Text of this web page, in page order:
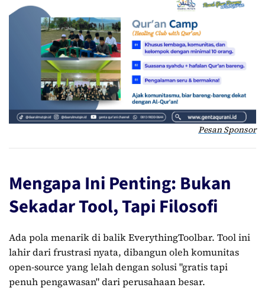
Pesan Sponsor
Mengapa Ini Penting: Bukan
Sekadar Tool, Tapi Filosofi
Ada pola menarik di balik EverythingToolbar. Tool ini
lahir dari frustrasi nyata, dibangun oleh komunitas
open-source yang lelah dengan solusi "gratis tapi
penuh pengawasan" dari perusahaan besar.